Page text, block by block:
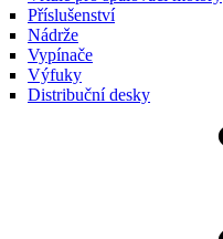
Příslušenství
Nádrže
Vypínače
Výfuky
Distribuční desky